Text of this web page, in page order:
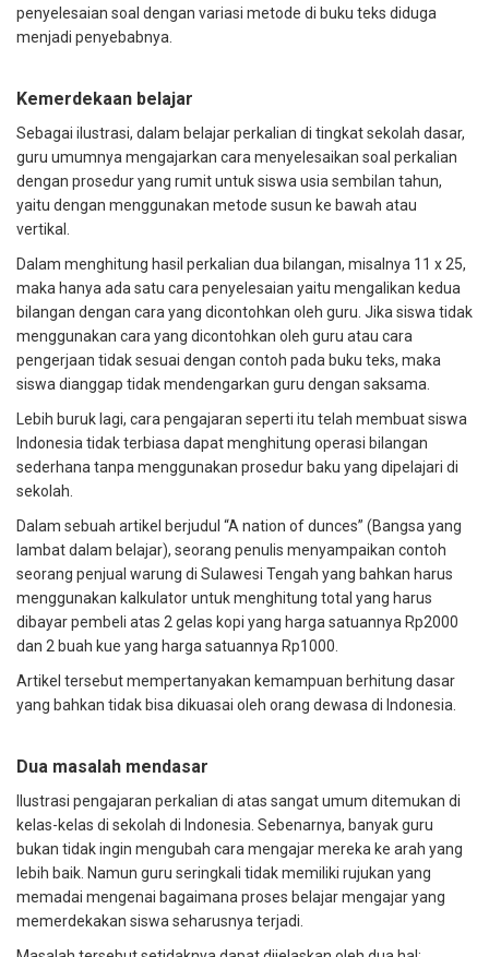
penyelesaian soal dengan variasi metode di buku teks diduga
menjadi penyebabnya.
Kemerdekaan belajar
Sebagai ilustrasi, dalam belajar perkalian di tingkat sekolah dasar,
guru umumnya mengajarkan cara menyelesaikan soal perkalian
dengan prosedur yang rumit untuk siswa usia sembilan tahun,
yaitu dengan menggunakan metode susun ke bawah atau
vertikal
Dalam menghitung hasil perkalian dua bilangan, misalnya 11 x 25,
maka hanya ada satu cara penyelesaian yaitu mengalikan kedua
bilangan dengan cara yang dicontohkan oleh guru. Jika siswa tidak
menggunakan cara yang dicontohkan oleh guru atau cara
pengerjaan tidak sesuai dengan contoh pada buku teks, maka
siswa dianggap tidak mendengarkan guru dengan saksama.
Lebih buruk lagi, cara pengajaran seperti itu telah membuat siswa
Indonesia tidak terbiasa dapat menghitung operasi bilangan
sederhana tanpa menggunakan prosedur baku yang dipelajari di
sekolah.
Dalam sebuah artikel berjudul “A nation of dunces” (Bangsa yang
lambat dalam belajar), seorang penulis menyampaikan contoh
seorang penjual warung di Sulawesi Tengah yang bahkan harus
menggunakan kalkulator untuk menghitung total yang harus
dibayar pembeli atas 2 gelas kopi yang harga satuannya Rp2000
dan 2 buah kue yang harga satuannya Rp1000.
Artikel tersebut mempertanyakan kemampuan berhitung dasar
yang bahkan tidak bisa dikuasai oleh orang dewasa di Indonesia.
Dua masalah mendasar
Ilustrasi pengajaran perkalian di atas sangat umum ditemukan di
kelas-kelas di sekolah di Indonesia. Sebenarnya, banyak guru
bukan tidak ingin mengubah cara mengajar mereka ke arah yang
lebih baik. Namun guru seringkali tidak memiliki rujukan yang
memadai mengenai bagaimana proses belajar mengajar yang
memerdekakan siswa seharusnya terjadi.